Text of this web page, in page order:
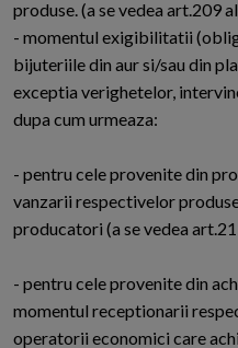
produse. (a se vedea art.209
- momentul exigibilitatii
bijuteriile din aur si/sau din
exceptia verighetelor,
dupa cum urmeaza:
- pentru cele provenite din
vanzarii respectivelor
producatori (a se vedea
- pentru cele provenite din
momentul receptionarii
operatorii economici care